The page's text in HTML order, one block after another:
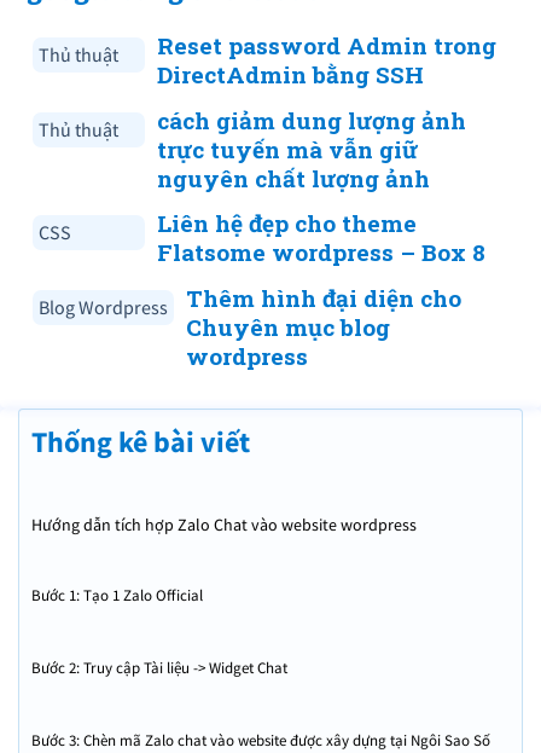
Thủ thuật
Reset password Admin trong
DirectAdmin bằng SSH
Thủ thuật
cách giảm dung lượng ảnh
trực tuyến mà vẫn giữ
nguyên chất lượng ảnh
CSS
Liên hệ đẹp cho theme
Flatsome wordpress – Box 8
Blog Wordpress
Thêm hình đại diện cho
Chuyên mục blog
wordpress
Thống kê bài viết
Hướng dẫn tích hợp Zalo Chat vào website wordpress
Bước 1: Tạo 1 Zalo Official
Bước 2: Truy cập Tài liệu -> Widget Chat
Bước 3: Chèn mã Zalo chat vào website được xây dựng tại Ngôi Sao Số